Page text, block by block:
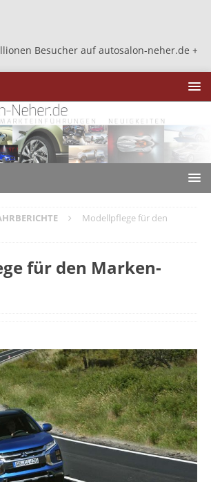
auf autosalon-neher.de +++ Mehr
Modellpflege für den
für den Marken-